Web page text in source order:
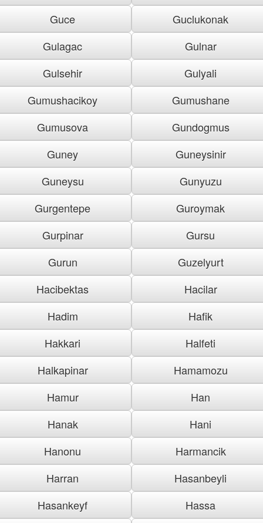
Guce
Guclukonak
Gulagac
Gulnar
Gulsehir
Gulyali
Gumushacikoy
Gumushane
Gumusova
Gundogmus
Guney
Guneysinir
Guneysu
Gunyuzu
Gurgentepe
Guroymak
Gurpinar
Gursu
Gurun
Guzelyurt
Hacibektas
Hacilar
Hadim
Hafik
Hakkari
Halfeti
Halkapinar
Hamamozu
Hamur
Han
Hanak
Hani
Hanonu
Harmancik
Harran
Hasanbeyli
Hasankeyf
Hassa